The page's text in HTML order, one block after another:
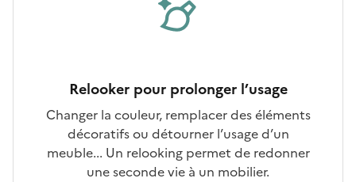
Relooker pour prolonger l’usage
Changer la couleur, remplacer des éléments
décoratifs ou détourner l’usage d’un
meuble... Un relooking permet de redonner
une seconde vie à un mobilier.